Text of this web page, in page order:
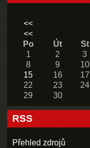
<<
<<
Po
Út St
1
2 3
8
9 10
15
16 17
22
23 24
29
30
RSS
Přehled zdrojů